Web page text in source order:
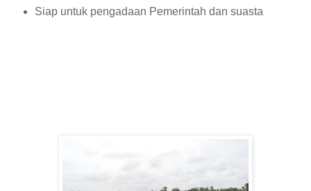
Siap untuk pengadaan Pemerintah dan suasta